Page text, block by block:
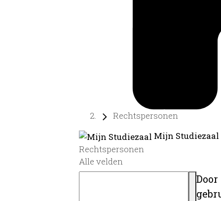
Rechtspersonen
Mijn
Rechtspersonen
Alle velden